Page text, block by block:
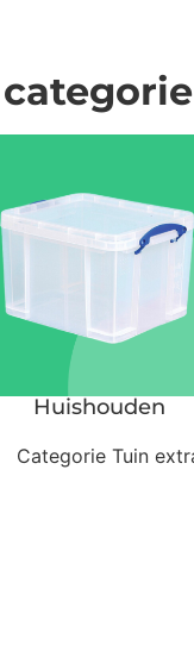
categorie
Huishouden